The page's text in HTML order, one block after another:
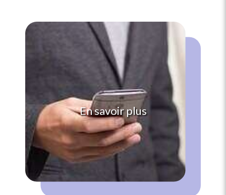
En savoir plus